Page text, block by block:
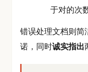
于对的次
错误处理文档则简
诺，同时诚实指出